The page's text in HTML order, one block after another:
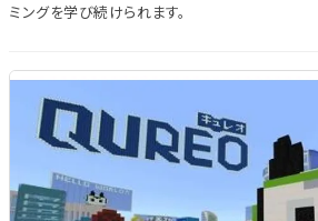
ミングを学び続けられます。